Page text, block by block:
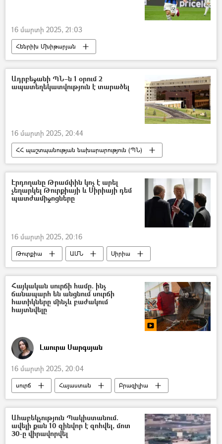
16 մարտի 2025, 21:03
Հենրիխ Մխիթարյան
Ադրբեջանի ՊՆ–ն 1 օրում 2
ապատեղեկատվություն է տարածել
16 մարտի 2025, 20:44
ՀՀ պաշտպանության նախարարություն (ՊՆ)
ֆուտբոլ
ֆուտբոլիստ
հայ
«Ինտեր» ֆուտբոլային ակումբ
Էրդողանը Թրամփին կոչ է արել
չեղարկել Թուրքիայի և Սիրիայի դեմ
պատժամիջոցները
16 մարտի 2025, 20:16
Թուրքիա ԱՄՆ
Սիրիա
Ռեջեփ Թայիփ Էրդողան
Դոնալդ Թրամփ
Հայկական սուրճի համը. ինչ
ճանապարհ են անցնում սուրճի
հատիկները մինչև բաժակում
հայտնվելը
Լաուրա Սարգսյան
16 մարտի 2025, 20:04
սուրճ Հայաստան
Բրազիլիա
գին
գնաճ
Ահաբեկչություն Պակիստանում.
ավելի քան 10 զինվոր է զոհվել, մոտ
30-ը վիրավորվել